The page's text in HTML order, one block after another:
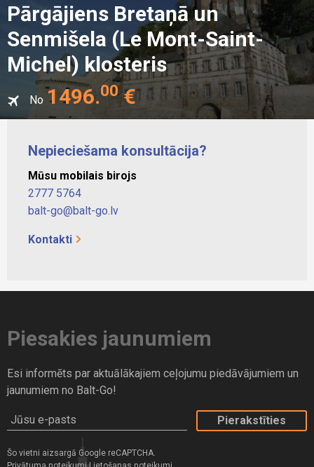
Pārgājiens Bretaņā un
Senmišela (Le Mont-Saint-
Michel) klosteris
No 1496.00€
Nepieciešama konsultācija?
Mūsu mobilais birojs
2777 5764
balt-go@balt-go.lv
Kontakti
Piesakies jaunumiem
Esi informēts par aktuālākajiem ceļojumu piedāvājumiem un
jaunumiem no Balt-Go!
Jūsu e-pasts
Šo vietni aizsargā Google reCAPTCHA.